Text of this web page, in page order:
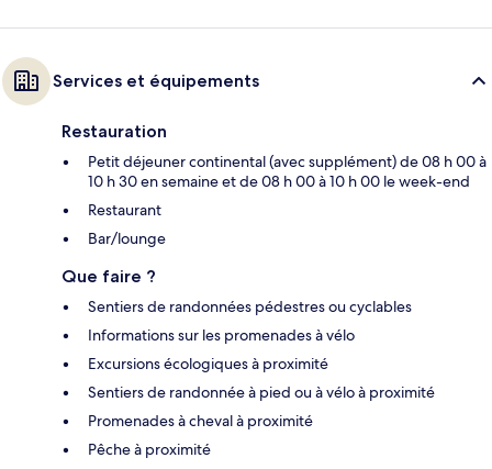
Services et équipements
Restauration
Petit déjeuner continental (avec supplément) de 08 h 00 à
10 h 30 en semaine et de 08 h 00 à 10 h 00 le week-end
Restaurant
Bar/lounge
Que faire ?
Sentiers de randonnées pédestres ou cyclables
Informations sur les promenades à vélo
Excursions écologiques à proximité
Sentiers de randonnée à pied ou à vélo à proximité
Promenades à cheval à proximité
Pêche à proximité